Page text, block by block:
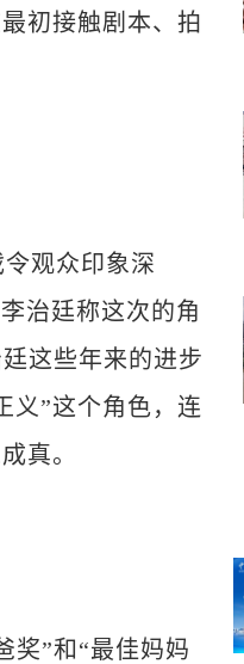
初接触剧本、拍
观众印象深
治廷称这次的角
这些年来的进步
义”这个角色，连
真。
”和“最佳妈妈